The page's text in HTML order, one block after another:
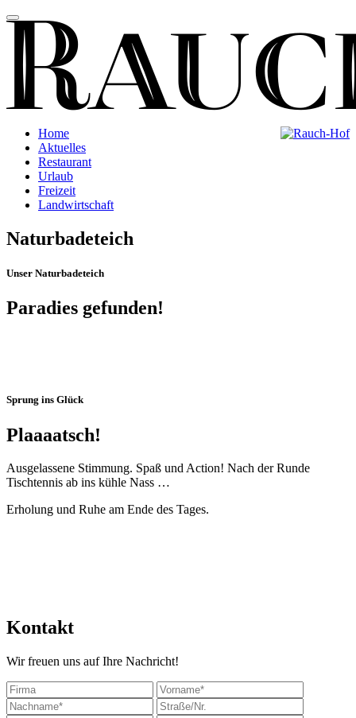
Home
Aktuelles
Restaurant
Urlaub
Freizeit
Landwirtschaft
Naturbadeteich
Unser Naturbadeteich
Paradies gefunden!
Sprung ins Glück
Plaaaatsch!
Ausgelassene Stimmung. Spaß und Action! Nach der Runde
Tischtennis ab ins kühle Nass …
Erholung und Ruhe am Ende des Tages.
Kontakt
Wir freuen uns auf Ihre Nachricht!